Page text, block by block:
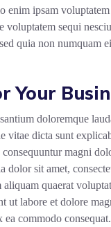
enim ipsam
sequi
quia non numquam
Your
doloremque
vitae dicta sunt
magni
sit amet,
quaerat
ut labore et dolore
commodo